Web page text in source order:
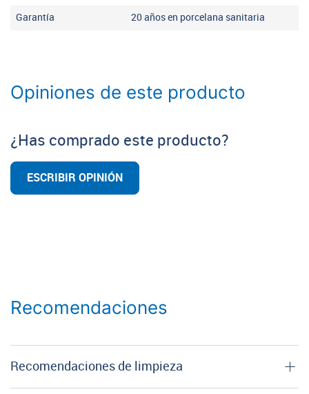
Garantía 20 años en porcelana sanitaria
Opiniones de este producto
¿Has comprado este producto?
ESCRIBIR OPINIÓN
Recomendaciones
Recomendaciones de limpieza